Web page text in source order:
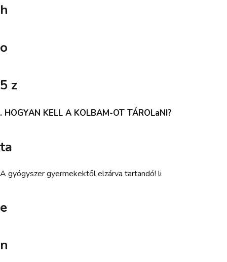
h
o
5 z
. HOGYAN KELL A KOLBAM-OT TÁROLaNI?
ta
A gyógyszer gyermekektől elzárva tartandó! li
e
n